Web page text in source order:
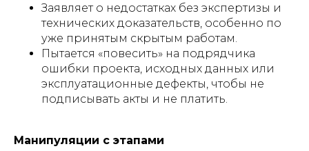
Заявляет о недостатках без экспертизы и
технических доказательств, особенно по
уже принятым скрытым работам.
Пытается «повесить» на подрядчика
ошибки проекта, исходных данных или
эксплуатационные дефекты, чтобы не
подписывать акты и не платить.​
Манипуляции с этапами